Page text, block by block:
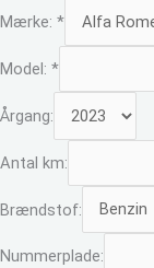
Mærke: *
Model: *
Årgang:
Antal km:
Brændstof:
Nummerplade: